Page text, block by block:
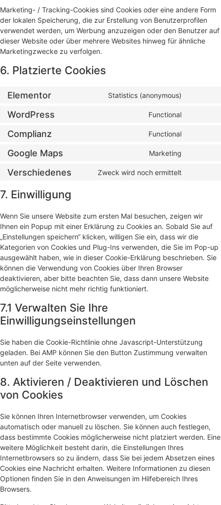
Marketing- / Tracking-Cookies sind Cookies oder eine andere Form
der lokalen Speicherung, die zur Erstellung von Benutzerprofilen
verwendet werden, um Werbung anzuzeigen oder den Benutzer auf
dieser Website oder über mehrere Websites hinweg für ähnliche
Marketingzwecke zu verfolgen.
6. Platzierte Cookies
Elementor Statistics (anonymous)
WordPress Functional
Complianz Functional
Google Maps Marketing
Verschiedenes Zweck wird noch ermittelt
7. Einwilligung
Wenn Sie unsere Website zum ersten Mal besuchen, zeigen wir
Ihnen ein Popup mit einer Erklärung zu Cookies an. Sobald Sie auf
„Einstellungen speichern“ klicken, willigen Sie ein, dass wir die
Kategorien von Cookies und Plug-Ins verwenden, die Sie im Pop-up
ausgewählt haben, wie in dieser Cookie-Erklärung beschrieben. Sie
können die Verwendung von Cookies über Ihren Browser
deaktivieren, aber bitte beachten Sie, dass dann unsere Website
möglicherweise nicht mehr richtig funktioniert.
7.1 Verwalten Sie Ihre
Einwilligungseinstellungen
Sie haben die Cookie-Richtlinie ohne Javascript-Unterstützung
geladen. Bei AMP können Sie den Button Zustimmung verwalten
unten auf der Seite verwenden.
8. Aktivieren / Deaktivieren und Löschen
von Cookies
Sie können Ihren Internetbrowser verwenden, um Cookies
automatisch oder manuell zu löschen. Sie können auch festlegen,
dass bestimmte Cookies möglicherweise nicht platziert werden. Eine
weitere Möglichkeit besteht darin, die Einstellungen Ihres
Internetbrowsers so zu ändern, dass Sie bei jedem Absetzen eines
Cookies eine Nachricht erhalten. Weitere Informationen zu diesen
Optionen finden Sie in den Anweisungen im Hilfebereich Ihres
Browsers.